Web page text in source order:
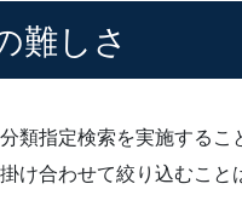
難しさ
類指定検索を実施するこ
け合わせて絞り込むこと